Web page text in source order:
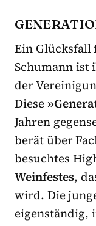
Ein Glücksfall
Schumann
der
Diese
Jahren
berät über
besuchtes
Weinfestes,
wird. Die
eigenständig,